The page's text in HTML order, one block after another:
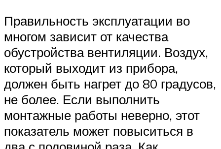
Правильность эксплуатации во
многом зависит от качества
обустройства вентиляции. Воздух,
который выходит из прибора,
должен быть нагрет до 80 градусов,
не более. Если выполнить
монтажные работы неверно, этот
показатель может повыситься в